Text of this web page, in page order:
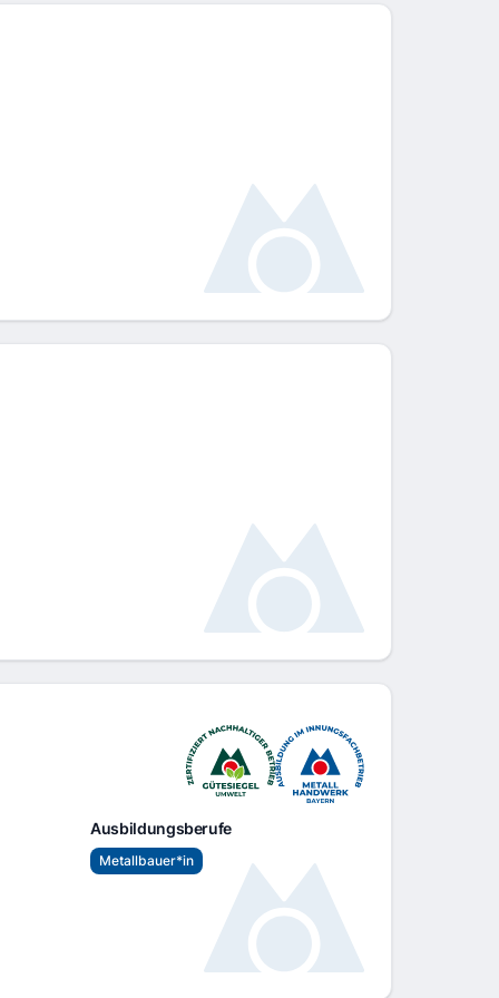
Ausbildungsberufe
Metallbauer*in